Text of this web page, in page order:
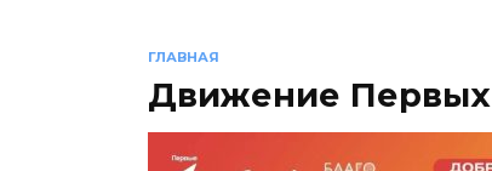
ГЛАВНАЯ
Движение Первых